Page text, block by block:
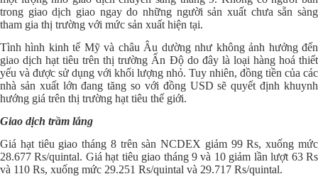
trong giao dịch giao ngay do những người sản xuất chưa sẵn sàng
tham gia thị trường với mức sản xuất hiện tại.
Tình hình kinh tế Mỹ và châu Âu dường như không ảnh hưởng đến
giao dịch hạt tiêu trên thị trường Ấn Độ do đây là loại hàng hoá thiết
yếu và được sử dụng với khối lượng nhỏ. Tuy nhiên, đồng tiền của các
nhà sản xuất lớn đang tăng so với đồng USD sẽ quyết định khuynh
hướng giá trên thị trường hạt tiêu thế giới.
Giao dịch trầm lắng
Giá hạt tiêu giao tháng 8 trên sàn NCDEX giảm 99 Rs, xuống mức
28.677 Rs/quintal. Giá hạt tiêu giao tháng 9 và 10 giảm lần lượt 63 Rs
và 110 Rs, xuống mức 29.251 Rs/quintal và 29.717 Rs/quintal.